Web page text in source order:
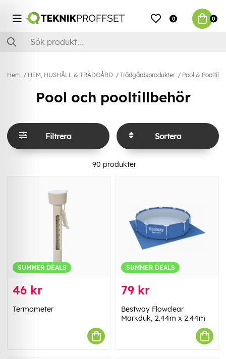
0 0
Hem HEM, HUSHÅLL & TRÄDGÅRD Trädgårdsprodukter Pool &
Pool och pooltillbehör
Filtrera Sortera
90 produkter
SUMMER DEALS
46 kr
Termometer
SUMMER DEALS
79 kr
Bestway Flowclear
Markduk, 2.44m x 2.44m